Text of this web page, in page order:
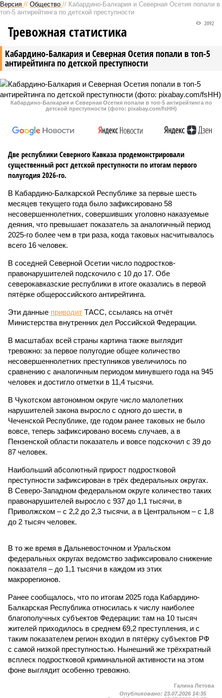
Версия // Общество // Кабардино-Балкария и Северная Осетия попали в
топ-5 антирейтинга по детской преступности
Кабардино-Балкария и Северная Осетия попали в топ-5
антирейтинга по детской преступности
2092
Тревожная статистика
Кабардино-Балкария и Северная Осетия попали в топ-5 антирейтинга по
детской преступности (фото: pixabay.com/fsHH)
Две республики Северного Кавказа продемонстрировали
существенный рост детской преступности по итогам первого
полугодия 2026-го.
В Кабардино-Балкарской Республике за первые шесть
месяцев текущего года было зафиксировано 58
несовершеннолетних, совершивших уголовно наказуемые
деяния, что превышает показатель за аналогичный период
2025-го более чем в три раза, когда таковых насчитывалось
всего 16 человек.
В соседней Северной Осетии число подростков-
правонарушителей подскочило с 10 до 17. Обе
северокавказские республики в итоге оказались в первой
пятёрке общероссийского антирейтинга.
Эти данные приводит ТАСС, ссылаясь на отчёт
Министерства внутренних дел Российской Федерации.
В масштабах всей страны картина также выглядит
тревожно: за первое полугодие общее количество
несовершеннолетних преступников увеличилось по
сравнению с аналогичным периодом минувшего года на 945
человек и достигло отметки в 11,4 тысячи.
В Чукотском автономном округе число малолетних
нарушителей закона выросло с одного до шести, в
Чеченской Республике, где годом ранее таковых не было
вовсе, теперь зафиксировано восемь случаев, а в
Пензенской области показатель и вовсе подскочил с 39 до
87 человек.
Наибольший абсолютный прирост подростковой
преступности зафиксирован в трёх федеральных округах.
В Северо-Западном федеральном округе количество таких
правонарушителей выросло с 937 до 1,1 тысячи, в
Приволжском – с 2,2 до 2,3 тысячи, а в Центральном – с 1,8
до 2 тысяч человек.
В то же время в Дальневосточном и Уральском
федеральных округах ведомство зафиксировало снижение
показателя – до 1,1 тысячи в каждом из этих
макрорегионов.
Ранее сообщалось, что по итогам 2025 года Кабардино-
Балкарская Республика относилась к числу наиболее
благополучных субъектов Федерации: там на 10 тысяч
жителей приходилось в среднем 69,2 преступления, и с
таким показателем регион входил в пятёрку субъектов РФ
с самой низкой преступностью. Нынешний же трёхкратный
всплеск подростковой криминальной активности на этом
фоне выглядит особенно тревожно.
Галина Летова
Опубликовано: 23.07.2026 14:35